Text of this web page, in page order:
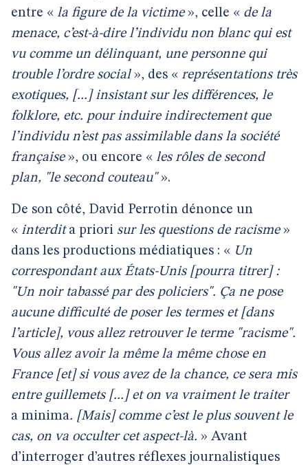
entre « la figure de la victime», celle « de la
menace, c’est-à-dire l’individu non blanc qui est
vu comme un délinquant, une personne qui
trouble l’ordre social», des « représentations très
exotiques, [...] insistant sur les différences, le
folklore, etc. pour induire indirectement que
l’individu n’est pas assimilable dans la société
française», ou encore « les rôles de second
plan, "le second couteau"».
De son côté, David Perrotin dénonce un
« interdita priori sur les questions de racisme»
dans les productions médiatiques : « Un
correspondant aux États-Unis [pourra titrer] :
"Un noir tabassé par des policiers". Ça ne pose
aucune difficulté de poser les termes et [dans
l’article], vous allez retrouver le terme "racisme".
Vous allez avoir la même la même chose en
France [et] si vous avez de la chance, ce sera mis
entre guillemets [...] et on va vraiment le traiter
a minima. [Mais] comme c’est le plus souvent le
cas, on va occulter cet aspect-là. » Avant
d’interroger d’autres réflexes journalistiques